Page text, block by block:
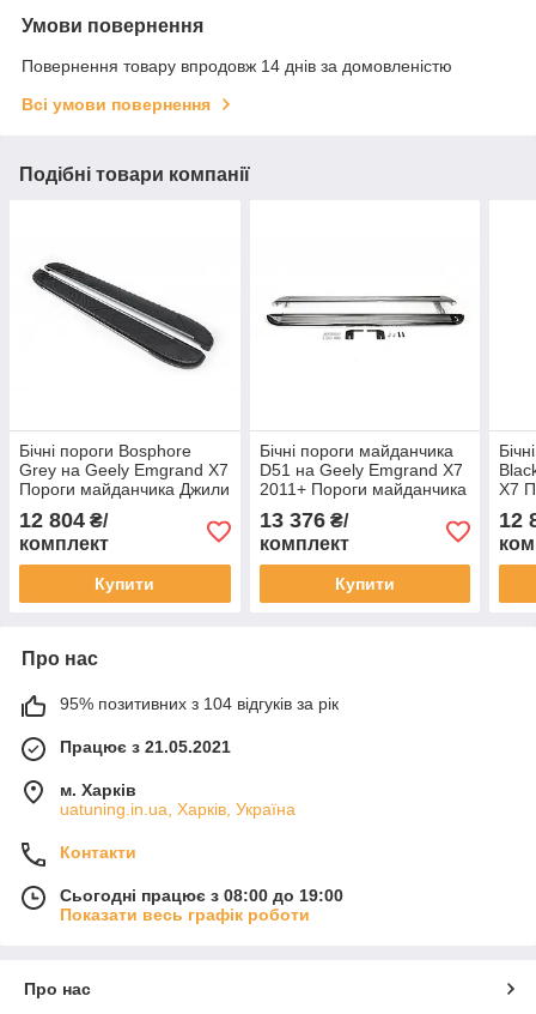
Умови повернення
Повернення товару впродовж 14 днів за домовленістю
Всі умови повернення
Подібні товари компанії
Бічні пороги Bosphore
Grey на Geely Emgrand X7
Пороги майданчика Джили
Емгранд Х7 2 шт.
12 804 ₴/
комплект
Купити
Бічні пороги майданчика
D51 на Geely Emgrand X7
2011+ Пороги майданчика
з листом Джілі Емгранд Х7
13 376₴/
комплект
Купити
X7
12
Про нас
95% позитивних з 104 відгуків за рік
Працює з 21.05.2021
м. Харків
uatuning.in.ua, Харків, Україна
Контакти
Сьогодні працює з 08:00 до 19:00
Показати весь графік роботи
Про нас